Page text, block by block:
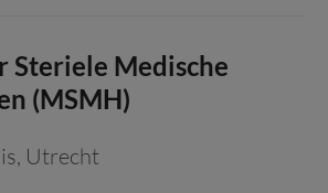
Steriele Medische
(MSMH)
, Utrecht